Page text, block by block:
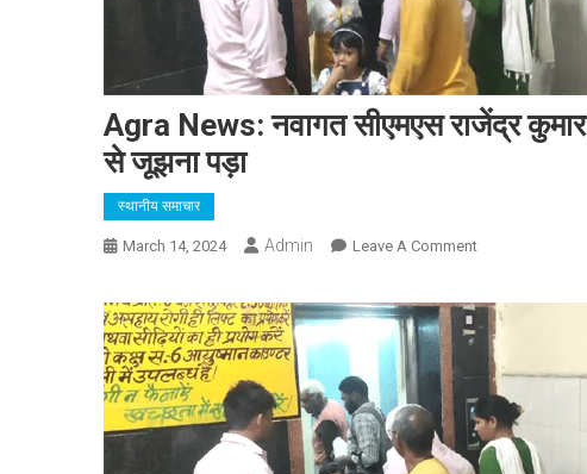
Agra News: नवागत सीएमएस राजेंद्र कुमार
से जूझना पड़ा
स्थानीय समाचार
March 14, 2024 Admin Leave A CommentOn
News:
नवागत
सीएमएस
राजेंद्र
ने
संभाला